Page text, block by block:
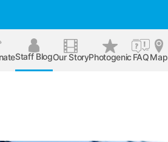
Staff BlogOur StoryPhotogenicFAQMap